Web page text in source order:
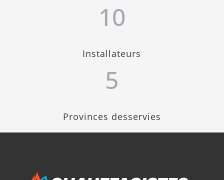
10
Installateurs
5
Provinces desservies